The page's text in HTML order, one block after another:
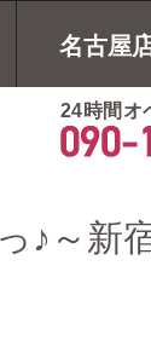
名古屋
24時間オ
♪～新